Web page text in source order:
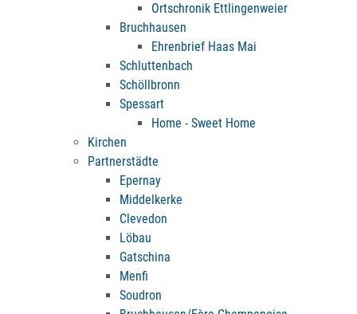
Ortschronik Ettlingenweier
Bruchhausen
Ehrenbrief Haas Mai
Schluttenbach
Schöllbronn
Spessart
Home - Sweet Home
Kirchen
Partnerstädte
Epernay
Middelkerke
Clevedon
Löbau
Gatschina
Menfi
Soudron